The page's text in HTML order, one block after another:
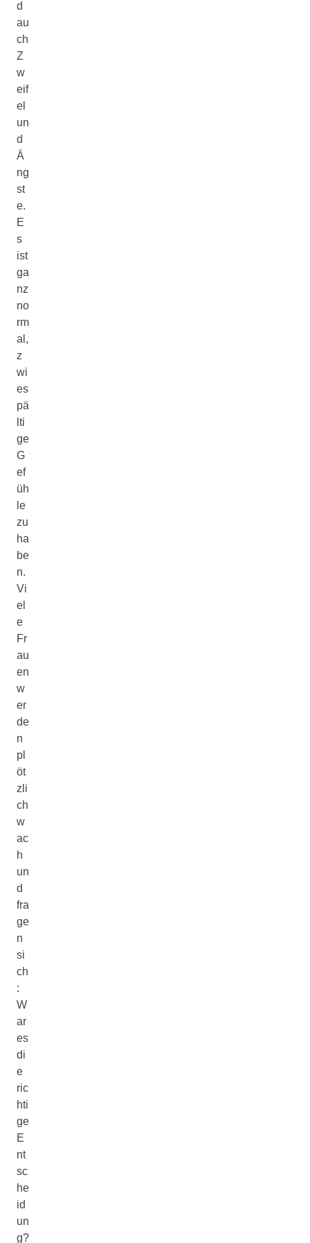
d
au
ch
Z
w
eif
el
un
d
Ä
ng
st
e.
E
s
ist
ga
nz
no
rm
al,
z
wi
es
pä
lti
ge
G
ef
üh
le
zu
ha
be
n.
Vi
el
e
Fr
au
en
w
er
de
n
pl
öt
zli
ch
w
ac
h
un
d
fra
ge
n
si
ch
:
W
ar
es
di
e
ric
hti
ge
E
nt
sc
he
id
un
g?